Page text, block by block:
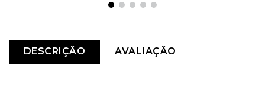
DESCRIÇÃO AVALIAÇÃO